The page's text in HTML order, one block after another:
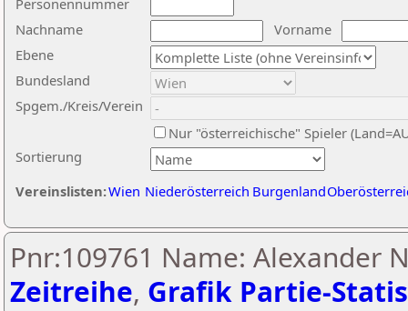
Nachname
Vorname
Ebene
Sortierung
Personennummer
Bundesland
Spgem./Kreis/Verein
Nur "österreichische" Spieler
Vereinslisten:Wien Niederösterreich Burgenland
Pnr:109761 Name: Alexander
Zeitreihe, Grafik Partie-